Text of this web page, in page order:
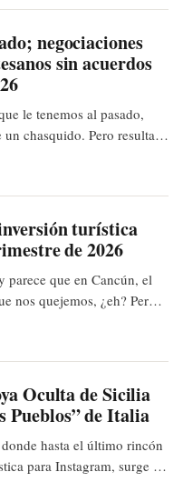
que nuestra cobija?
negociaciones
sin acuerdos
le tenemos al pasado,
chasquido. Pero resulta
Mientras, los turistas que
para visitar la zona
turística
de 2026
que en Cancún, el
nos quejemos, ¿eh? Pero
suficientes camiones
A ver qué tal sale el
Oculta de Sicilia
Pueblos” de Italia
hasta el último rincón
para Instagram, surge un